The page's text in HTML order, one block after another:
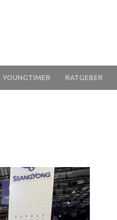
RATGEBER